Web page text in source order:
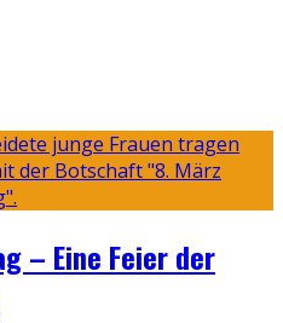
– Eine Feier der